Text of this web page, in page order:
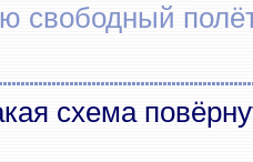
свободный
схема